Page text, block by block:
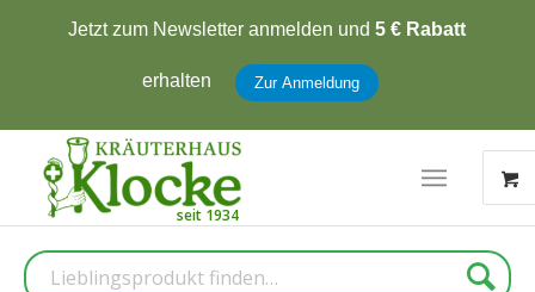
Jetzt zum Newsletter anmelden und5 € Rabatt
erhalten Zur Anmeldung
Suche